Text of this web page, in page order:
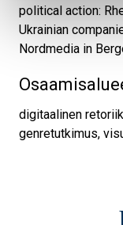
political action:
Ukrainian
Nordmedia in
digitaalinen
genretutkimus,